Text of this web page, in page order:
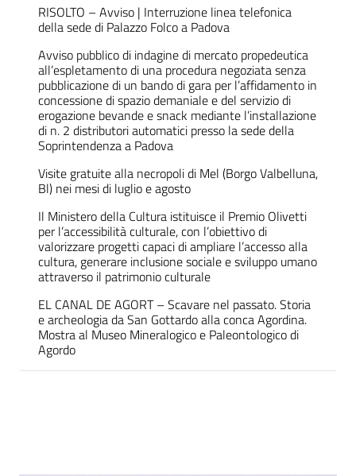
RISOLTO – Avviso | Interruzione linea telefonica
della sede di Palazzo Folco a Padova
Avviso pubblico di indagine di mercato propedeutica
all’espletamento di una procedura negoziata senza
pubblicazione di un bando di gara per l’affidamento in
concessione di spazio demaniale e del servizio di
erogazione bevande e snack mediante l’installazione
di n. 2 distributori automatici presso la sede della
Soprintendenza a Padova
Visite gratuite alla necropoli di Mel (Borgo Valbelluna,
Bl) nei mesi di luglio e agosto
Il Ministero della Cultura istituisce il Premio Olivetti
per l’accessibilità culturale, con l’obiettivo di
valorizzare progetti capaci di ampliare l’accesso alla
cultura, generare inclusione sociale e sviluppo umano
attraverso il patrimonio culturale
EL CANAL DE AGORT – Scavare nel passato. Storia
e archeologia da San Gottardo alla conca Agordina.
Mostra al Museo Mineralogico e Paleontologico di
Agordo